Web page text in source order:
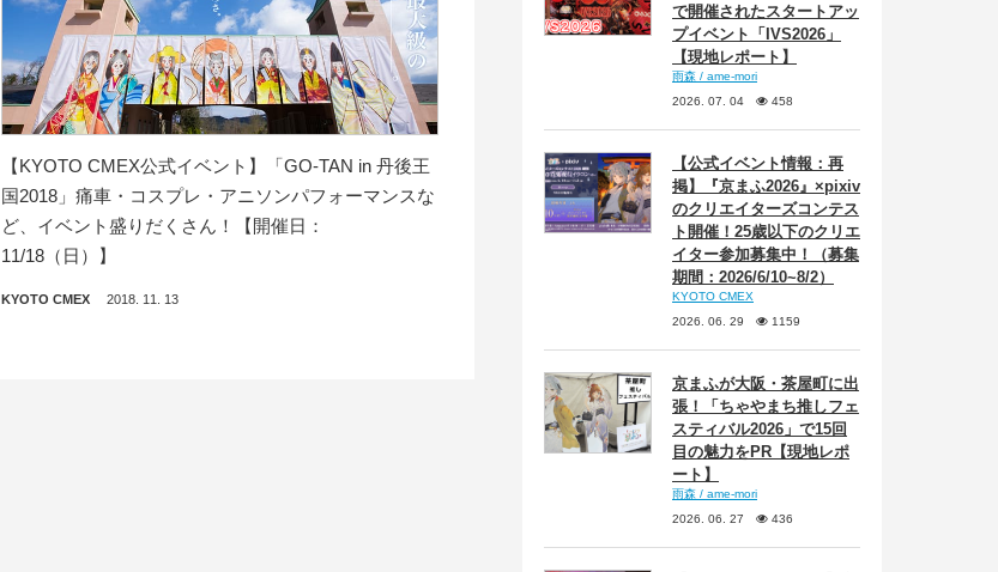
【KYOTO CMEX公式イベント】「GO-TAN in 丹後王
国2018」痛車・コスプレ・アニソンパフォーマンスな
ど、イベント盛りだくさん！【開催日：
11/18（日）】
KYOTO CMEX 2018. 11. 13
で開催されたスタートアッ
プイベント「IVS2026」
【現地レポート】
雨森 / ame-mori
2026. 07. 04
458
【公式イベント情報：再
掲】『京まふ2026』×pixiv
のクリエイターズコンテス
ト開催！25歳以下のクリエ
イター参加募集中！（募集
期間：2026/6/10~8/2）
KYOTO CMEX
2026. 06. 29
1159
京まふが大阪・茶屋町に出
張！「ちゃやまち推しフェ
スティバル2026」で15回
目の魅力をPR【現地レポ
ート】
雨森 / ame-mori
2026. 06. 27
436